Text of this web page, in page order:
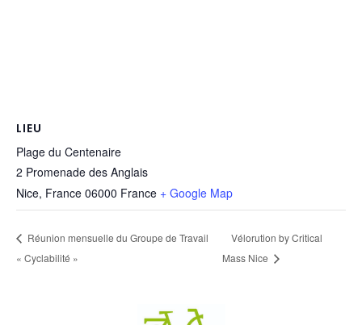
LIEU
Plage du Centenaire
2 Promenade des Anglais
Nice, France 06000 France + Google Map
Réunion mensuelle du Groupe de Travail
« Cyclabilité »
Vélorution by Critical
Mass Nice